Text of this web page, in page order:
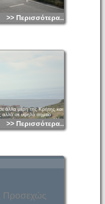
>> Περισσότερα...
άλλα μέρη της Κρήτης και
αλλά σε υψηλό σημείο
από το μεσαιωνικό σελλίον,
σαν Σέλλαις το
και ανήκε στο Δήμο
>> Περισσότερα...
Προσεχώς